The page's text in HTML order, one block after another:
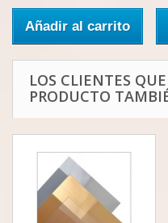
Añadir al carrito
LOS CLIENTES
PRODUCTO